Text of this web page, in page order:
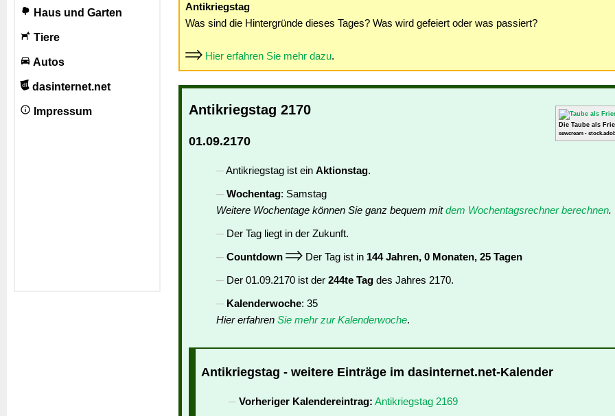
Haus und Garten
Tiere
Autos
dasinternet.net
Impressum
Antikriegstag
Was sind die Hintergründe dieses Tages? Was wird gefeiert oder was passiert?
Hier erfahren Sie mehr dazu.
Die Taube als
sewcream -
Antikriegstag 2170
01.09.2170
Antikriegstag ist ein Aktionstag.
Wochentag: Samstag
Weitere Wochentage können Sie ganz bequem mitdem Wochentagsrechner berechnen.
Der Tag liegt in der Zukunft.
Countdown
Der Tag ist in 144 Jahren, 0 Monaten, 25 Tagen
Der 01.09.2170 ist der 244te Tag des Jahres 2170.
Kalenderwoche: 35
Hier erfahren Sie mehr zur Kalenderwoche.
Antikriegstag - weitere Einträge im dasinternet.net-Kalender
Vorheriger Kalendereintrag: Antikriegstag 2169